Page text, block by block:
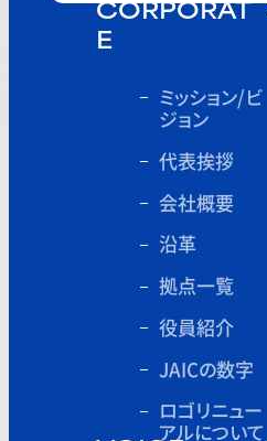
CORPORAT
E
ミッション/ビ
ジョン
代表挨拶
会社概要
沿革
拠点一覧
役員紹介
JAICの数字
ロゴリニュー
アルについて